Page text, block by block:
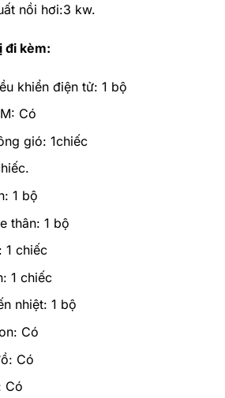
nồi hơi:3 kw.
đi kèm:
khiển điện tử: 1 bộ
Có
gió: 1chiếc
1 bộ
thân: 1 bộ
1 chiếc
1 chiếc
nhiệt: 1 bộ
Có
Có
Có